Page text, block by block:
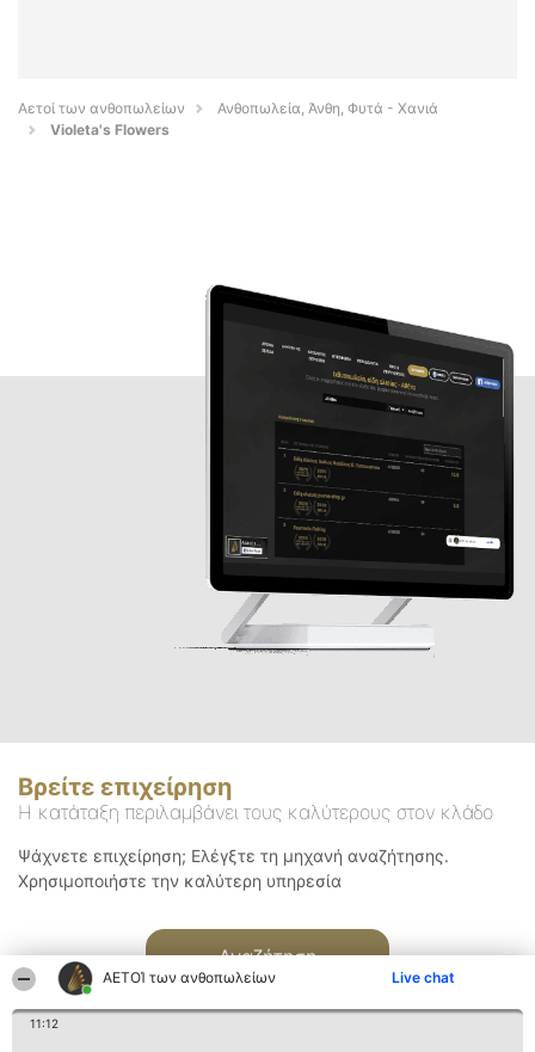
ΑΕΤΟΊ των ανθοπωλείων Live chat
11:12
Αετοί των ανθοπωλείων
Ανθοπωλεία, Άνθη, Φυτά - Χανιά
Violeta's Flowers
Βρείτε επιχείρηση
Η κατάταξη περιλαμβάνει τους καλύτερους στον κλάδο
Ψάχνετε επιχείρηση; Ελέγξτε τη μηχανή αναζήτησης.
Χρησιμοποιήστε την καλύτερη υπηρεσία
Αναζήτηση